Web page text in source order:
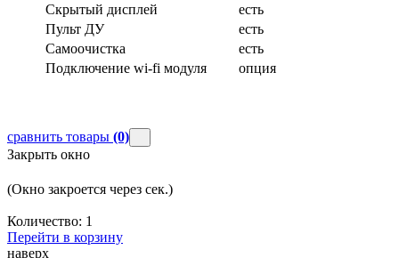
Скрытый дисплей
есть
Пульт ДУ
есть
Самоочистка
есть
Подключение wi-fi модуля
опция
сравнить товары (0)
Закрыть окно
(Окно закроется через сек.)
Количество: 1
Перейти в корзину
наверх